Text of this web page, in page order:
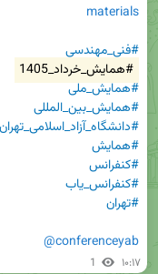
materials
#فنی_مهندسی
#همایش_خرداد_1405
#همایش_ملی
#همایش_بین_المللی
#همایش
#کنفرانس
#کنفرانس_یاب
#تهران
@conferenceyab
1 ۱۰:۱۷